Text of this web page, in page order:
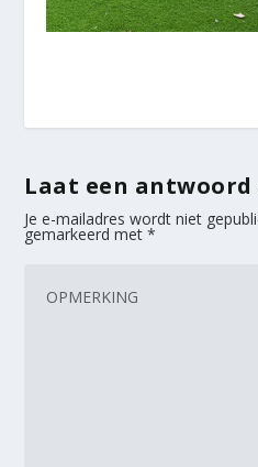
Laat een
Je e-mailadres wordt niet
gemarkeerd met*